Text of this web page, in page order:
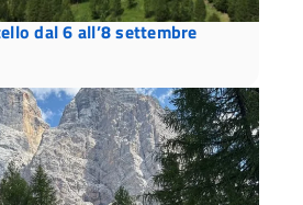
dal 6 all’8 settembre